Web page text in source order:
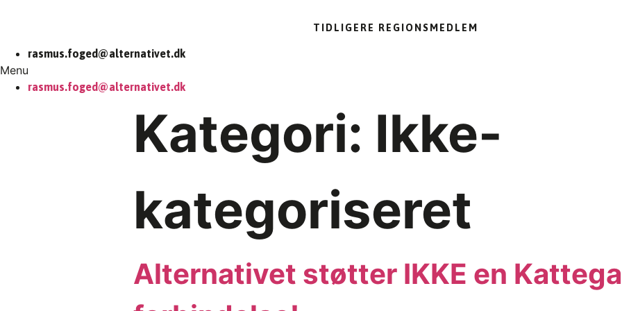
TIDLIGERE REGIONSMEDLEM
rasmus.foged@alternativet.dk
Menu
rasmus.foged@alternativet.dk
Kategori: Ikke-
kategoriseret
Alternativet støtter IKKE en